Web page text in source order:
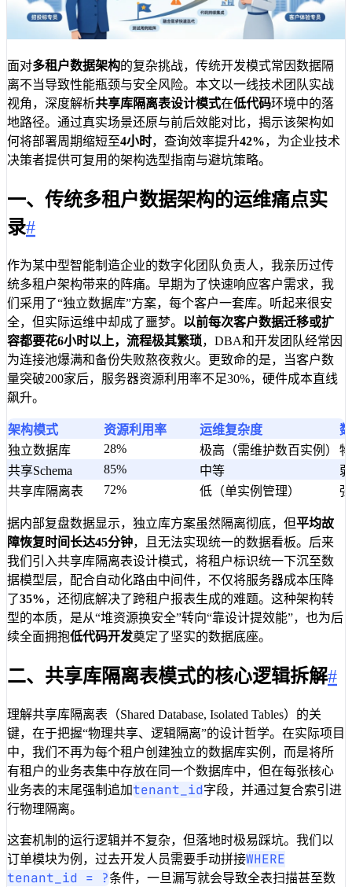
面对多租户数据架构的复杂挑战，传统开发模式常因数据隔
离不当导致性能瓶颈与安全风险。本文以一线技术团队实战
视角，深度解析共享库隔离表设计模式在低代码环境中的落
地路径。通过真实场景还原与前后效能对比，揭示该架构如
何将部署周期缩短至4小时，查询效率提升42%，为企业技术
决策者提供可复用的架构选型指南与避坑策略。
一、传统多租户数据架构的运维痛点实
录#
作为某中型智能制造企业的数字化团队负责人，我亲历过传
统多租户架构带来的阵痛。早期为了快速响应客户需求，我
们采用了“独立数据库”方案，每个客户一套库。听起来很安
全，但实际运维中却成了噩梦。 以前每次客户数据迁移或扩
容都要花6小时以上，流程极其繁琐，DBA和开发团队经常因
为连接池爆满和备份失败熬夜救火。更致命的是，当客户数
量突破200家后，服务器资源利用率不足30%，硬件成本直线
飙升。
架构模式 资源利用率 运维复杂度
独立数据库
28% 极高（需维护数百实例）
共享Schema
85% 中等
共享库隔离表
72% 低（单实例管理）
据内部复盘数据显示，独立库方案虽然隔离彻底，但平均故
障恢复时间长达45分钟，且无法实现统一的数据看板。后来
我们引入共享库隔离表设计模式，将租户标识统一下沉至数
据模型层，配合自动化路由中间件，不仅将服务器成本压降
了35%，还彻底解决了跨租户报表生成的难题。这种架构转
型的本质，是从“堆资源换安全”转向“靠设计提效能”，也为后
续全面拥抱低代码开发奠定了坚实的数据底座。
二、共享库隔离表模式的核心逻辑拆解#
理解共享库隔离表（Shared Database, Isolated Tables）的关
键，在于把握“物理共享、逻辑隔离”的设计哲学。在实际项目
中，我们不再为每个租户创建独立的数据库实例，而是将所
有租户的业务表集中存放在同一个数据库中，但在每张核心
业务表的末尾强制追加tenant_id字段，并通过复合索引进
行物理隔离。
这套机制的运行逻辑并不复杂，但落地时极易踩坑。我们以
订单模块为例，过去开发人员需要手动拼接WHERE
tenant_id = ?条件，一旦漏写就会导致全表扫描甚至数